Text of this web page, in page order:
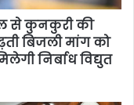
से कुनकुरी की
बिजली मांग को
निर्बाध विद्युत